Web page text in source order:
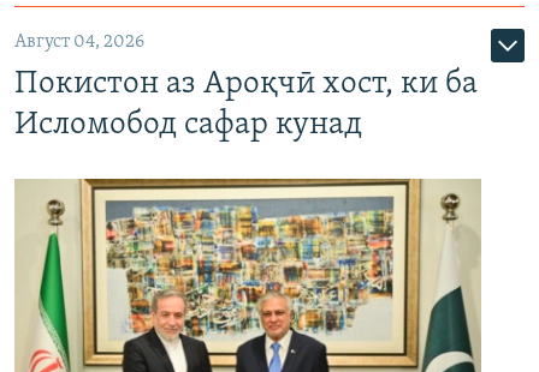
Август 04, 2026
Покистон аз Ароқчӣ хост, ки ба
Исломобод сафар кунад